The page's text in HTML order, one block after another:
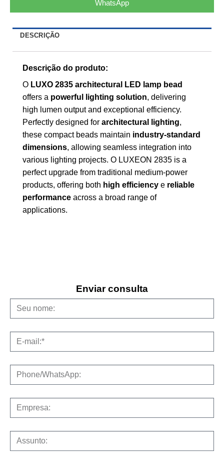
WhatsApp
DESCRIÇÃO
Descrição do produto:
O LUXO 2835 architectural LED lamp bead
offers a powerful lighting solution, delivering
high lumen output and exceptional efficiency.
Perfectly designed for architectural lighting,
these compact beads maintain industry-standard
dimensions, allowing seamless integration into
various lighting projects. O LUXEON 2835 is a
perfect upgrade from traditional medium-power
products, offering both high efficiency e reliable
performance across a broad range of
applications.
Enviar consulta